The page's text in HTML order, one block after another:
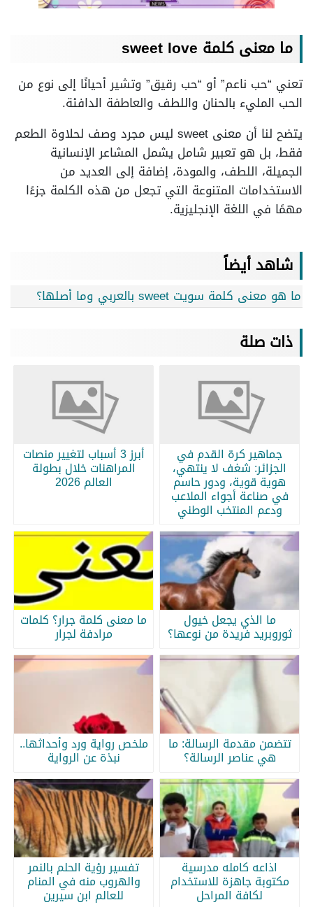
ما معنى كلمة sweet love
تعني “حب ناعم” أو “حب رقيق” وتشير أحيانًا إلى نوع من
الحب المليء بالحنان واللطف والعاطفة الدافئة.
يتضح لنا أن معنى sweet ليس مجرد وصف لحلاوة الطعم
فقط، بل هو تعبير شامل يشمل المشاعر الإنسانية
الجميلة، اللطف، والمودة، إضافة إلى العديد من
الاستخدامات المتنوعة التي تجعل من هذه الكلمة جزءًا
مهمًا في اللغة الإنجليزية.
شاهد أيضاً
ما هو معنى كلمة سويت sweet بالعربي وما أصلها؟
ذات صلة
جماهير كرة القدم في
الجزائر: شغف لا ينتهي،
هوية قوية، ودور حاسم
في صناعة أجواء الملاعب
ودعم المنتخب الوطني
أبرز 3 أسباب لتغيير منصات
المراهنات خلال بطولة
العالم 2026
ما الذي يجعل خيول
ثوروبريد فريدة من نوعها؟
ما معنى كلمة جرار؟ كلمات
مرادفة لجرار
تتضمن مقدمة الرسالة: ما
هي عناصر الرسالة؟
ملخص رواية ورد وأحداثها..
نبذة عن الرواية
اذاعه كامله مدرسية
مكتوبة جاهزة للاستخدام
لكافة المراحل
تفسير رؤية الحلم بالنمر
والهروب منه في المنام
للعالم ابن سيرين